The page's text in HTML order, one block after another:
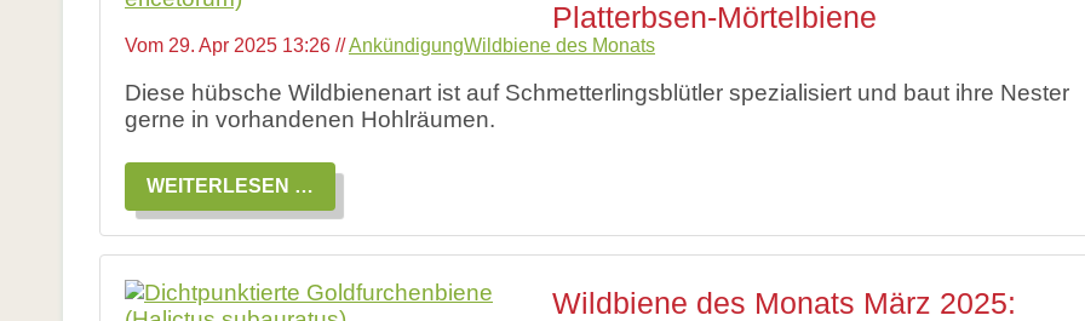
Platterbsen-Mörtelbiene
Vom 29. Apr 2025 13:26 //AnkündigungWildbiene des Monats
Diese hübsche Wildbienenart ist auf Schmetterlingsblütler spezialisiert und baut ihre Nester
gerne in vorhandenen Hohlräumen.
WEITERLESEN …
DES
MONATS
MAI
2025:
PLATTERBSEN-
MÖRTELBIENE
Wildbiene des Monats März 2025: